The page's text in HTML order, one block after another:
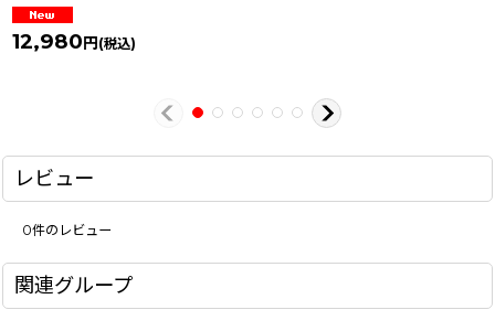
12,980円 (税込)
レビュー
0件のレビュー
関連グループ